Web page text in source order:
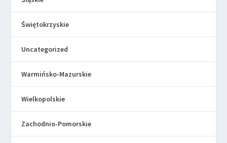
Świętokrzyskie
Uncategorized
Warmińsko-Mazurskie
Wielkopolskie
Zachodnio-Pomorskie